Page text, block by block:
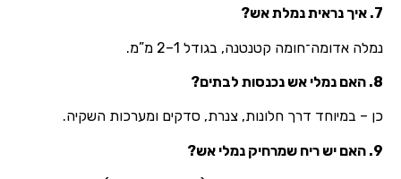
7. איך נראית נמלת אש?
נמלה אדומה־חומה קטנטנה, בגודל 1–2 מ”מ.
8. האם נמלי אש נכנסות לבתים?
כן – במיוחד דרך חלונות, צנרת, סדקים ומערכות השקיה.
9. האם יש ריח שמרחיק נמלי אש?